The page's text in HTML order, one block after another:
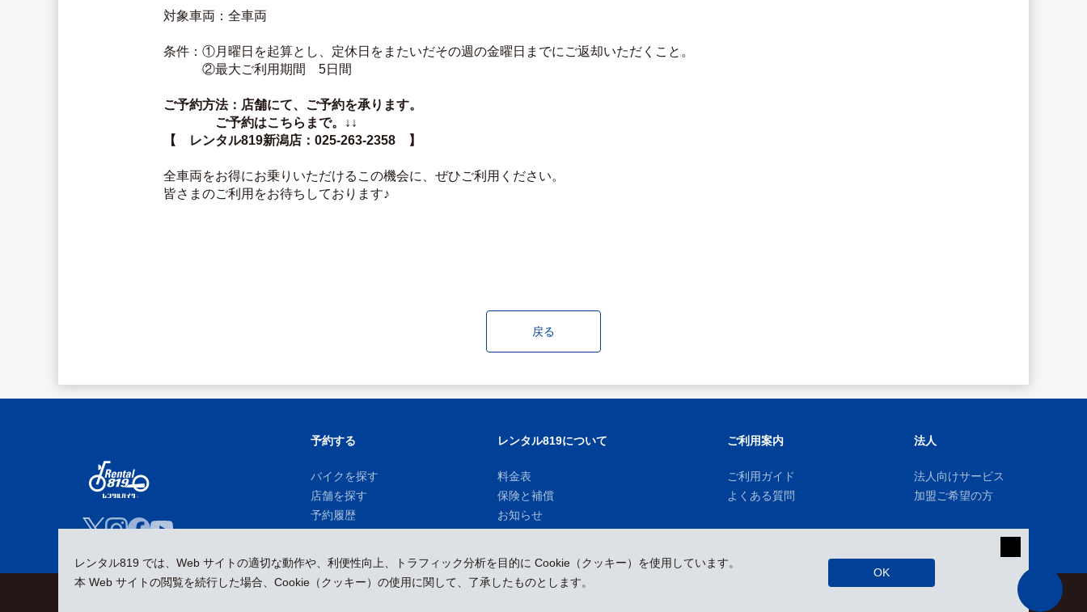
対象車両：全車両
条件：①月曜日を起算とし、定休日をまたいだその週の金曜日までにご返却いただくこと。
②最大ご利用期間　5日間
ご予約方法：店舗にて、ご予約を承ります。
ご予約はこちらまで。↓↓
【　レンタル819新潟店：025-263-2358　】
全車両をお得にお乗りいただけるこの機会に、ぜひご利用ください。
皆さまのご利用をお待ちしております♪
戻る
レンタル819 では、Web サイトの適切な動作や、利便性向上、トラフィック分析を目的に Cookie（クッキー）を使用しています。
本 Web サイトの閲覧を続行した場合、Cookie（クッキー）の使用に関して、了承したものとします。
OK
予約する
バイクを探す
店舗を探す
予約履歴
レンタル819について
料金表
保険と補償
お知らせ
ご利用案内
ご利用ガイド
よくある質問
法人
法人向けサービス
加盟ご希望の方